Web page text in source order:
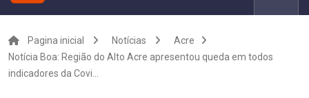
Pagina inicial Notícias
Acre
Notícia Boa: Região do Alto Acre apresentou queda em todos
indicadores da Covi...